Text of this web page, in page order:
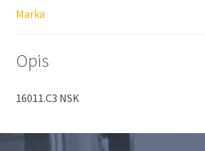
Marka
Opis
16011.C3 NSK